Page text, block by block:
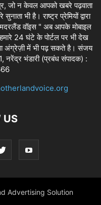
जो न केवल आपको खबरे पढ़वाता
भी है। राष्ट्र प्रेमियों द्वारा
वॉइस " अब आपके मोबाइल
24 घंटे के पोर्टल पर भी देख
अंग्रेज़ी में भी पढ़ सकते है। संजय
नरेंद्र भंडारी (प्रबंध संपादक) :
US
Advertising Solution